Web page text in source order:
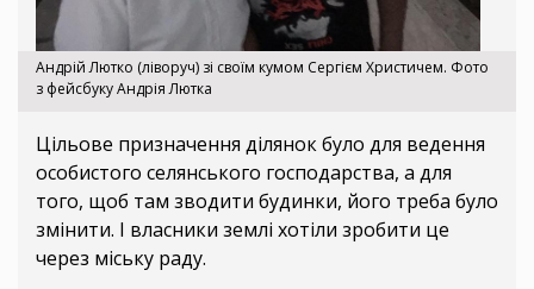
Андрій Лютко (ліворуч) зі своїм кумом Сергієм Христичем. Фото
з фейсбуку Андрія Лютка
Цільове призначення ділянок було для ведення
особистого селянського господарства, а для
того, щоб там зводити будинки, його треба було
змінити. І власники землі хотіли зробити це
через міську раду.